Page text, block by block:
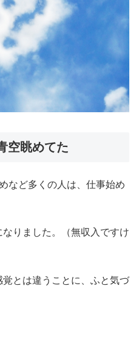
空眺めてた
など多くの人は、仕事始め
りました。（無収入ですけ
とは違うことに、ふと気づ